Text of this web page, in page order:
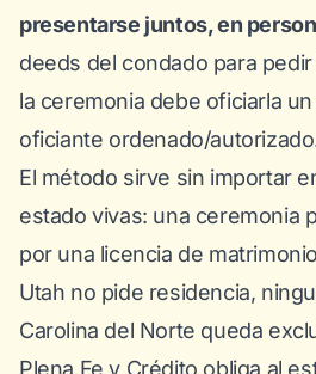
presentarse juntos, en
deeds del condado para
la ceremonia debe oficiarla
oficiante ordenado/
El método sirve sin importar
estado vivas: una ceremonia
por una licencia de
Utah no pide residencia,
Carolina del Norte queda
Plena Fe y Crédito obliga al